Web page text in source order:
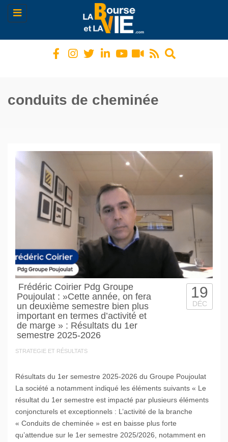
Toggle
navigation
conduits de cheminée
Frédéric Coirier Pdg Groupe
Poujoulat : »Cette année, on fera
un deuxième semestre bien plus
important en termes d’activité et
de marge » : Résultats du 1er
semestre 2025-2026
STRATEGIE ET RÉSULTATS
19
DÉC
Résultats du 1er semestre 2025-2026 du Groupe Poujoulat
La société a notamment indiqué les éléments suivants « Le
résultat du 1er semestre est impacté par plusieurs éléments
conjoncturels et exceptionnels : L’activité de la branche
« Conduits de cheminée » est en baisse plus forte
qu’attendue sur le 1er semestre 2025/2026, notamment en